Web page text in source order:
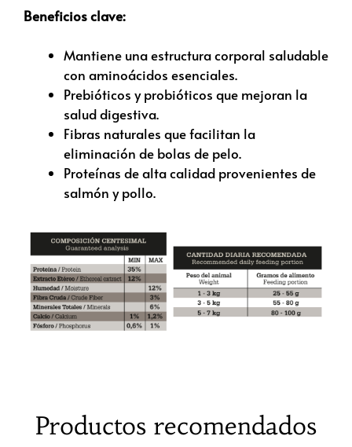
Beneficios clave:
Mantiene una estructura corporal saludable
con aminoácidos esenciales.
Prebióticos y probióticos que mejoran la
salud digestiva.
Fibras naturales que facilitan la
eliminación de bolas de pelo.
Proteínas de alta calidad provenientes de
salmón y pollo.
Productos recomendados